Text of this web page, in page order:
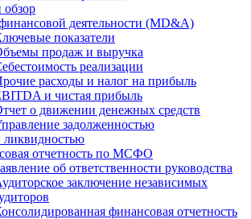
деятельности (MD&A)
показатели
продаж и выручка
реализации
расходы и налог на прибыль
и чистая прибыль
о движении денежных средств
задолженностью
ликвидностью
отчетность по МСФО
об ответственности руководства
заключение независимых
финансовая отчетность